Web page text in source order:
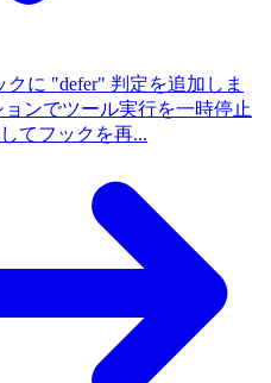
クに "defer" 判定を追加しま
ンでツール実行を一時停止
てフックを再...